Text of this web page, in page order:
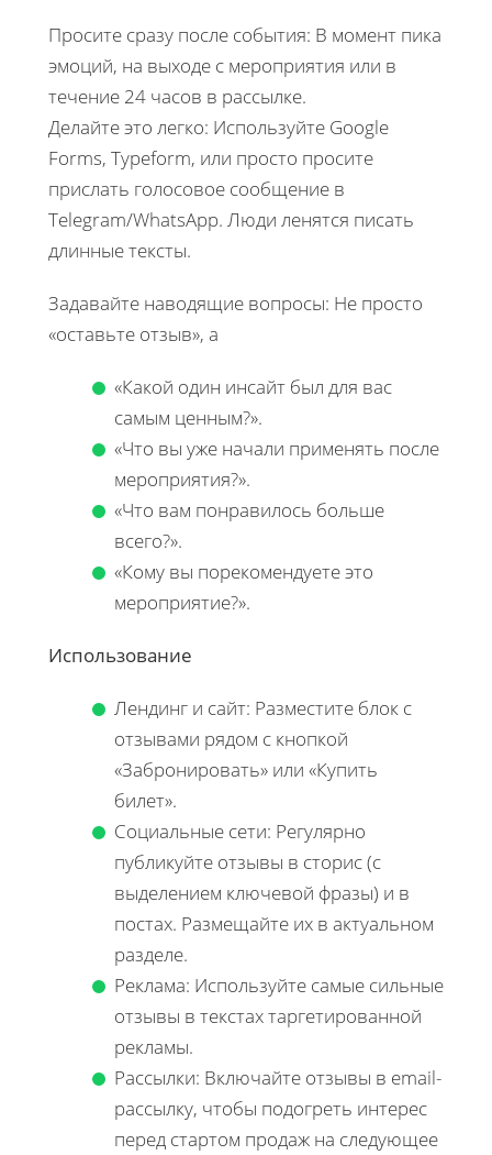
Просите сразу после события: В момент пика
эмоций, на выходе с мероприятия или в
течение 24 часов в рассылке.
Делайте это легко: Используйте Google
Forms, Typeform, или просто просите
прислать голосовое сообщение в
Telegram/WhatsApp. Люди ленятся писать
длинные тексты.
Задавайте наводящие вопросы: Не просто
«оставьте отзыв», а
«Какой один инсайт был для вас
самым ценным?».
«Что вы уже начали применять после
мероприятия?».
«Что вам понравилось больше
всего?».
«Кому вы порекомендуете это
мероприятие?».
Использование
Лендинг и сайт: Разместите блок с
отзывами рядом с кнопкой
«Забронировать» или «Купить
билет».
Социальные сети: Регулярно
публикуйте отзывы в сторис (с
выделением ключевой фразы) и в
постах. Размещайте их в актуальном
разделе.
Реклама: Используйте самые сильные
отзывы в текстах таргетированной
рекламы.
Рассылки: Включайте отзывы в email-
рассылку, чтобы подогреть интерес
перед стартом продаж на следующее